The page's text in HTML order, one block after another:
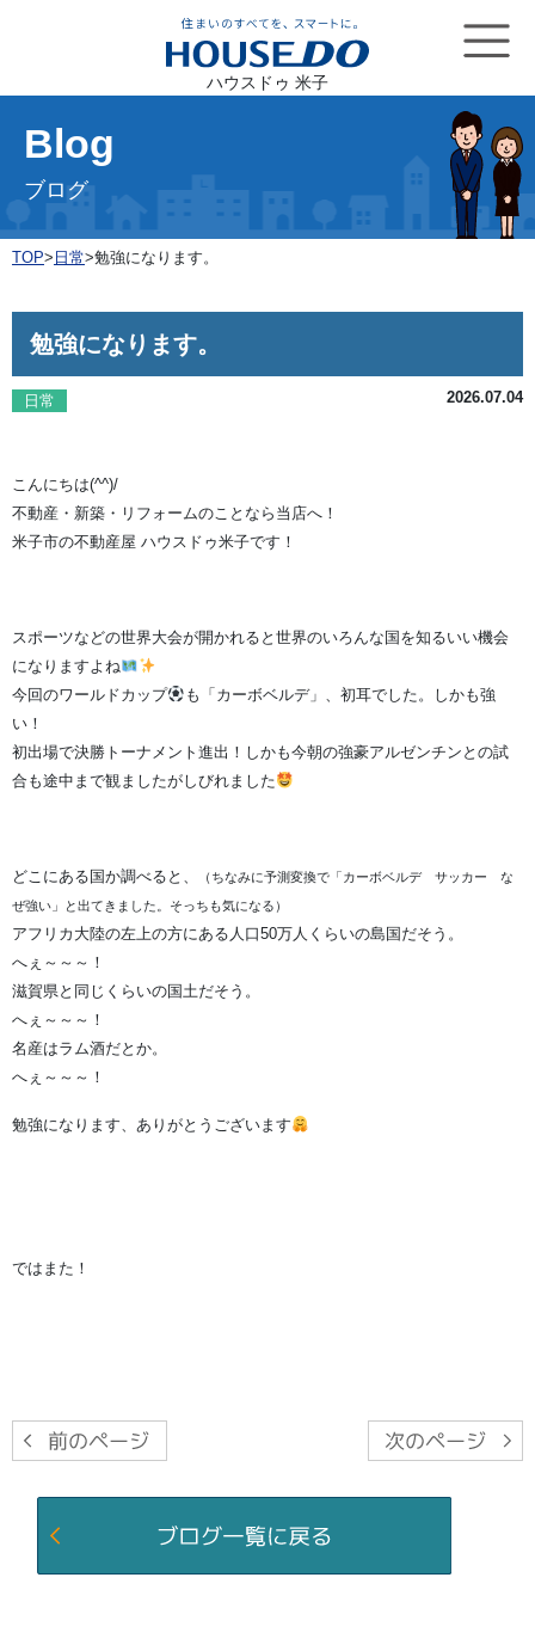
ハウスドゥ 米子
Blog
ブログ
TOP> 日常>勉強になります。
勉強になります。
日常 2026.07.04
こんにちは(^^)/
不動産・新築・リフォームのことなら当店へ！
米子市の不動産屋 ハウスドゥ米子です！
スポーツなどの世界大会が開かれると世界のいろんな国を知るいい機会
になりますよね
今回のワールドカップ
も「カーボベルデ」、初耳でした。しかも強
い！
初出場で決勝トーナメント進出！しかも今朝の強豪アルゼンチンとの試
合も途中まで観ましたがしびれました
どこにある国か調べると、
（ちなみに予測変換で「カーボベルデ サッカー な
ぜ強い」と出てきました。そっちも気になる）
アフリカ大陸の左上の方にある人口50万人くらいの島国だそう。
へぇ～～～！
滋賀県と同じくらいの国土だそう。
へぇ～～～！
名産はラム酒だとか。
へぇ～～～！
勉強になります、ありがとうございます
ではまた！